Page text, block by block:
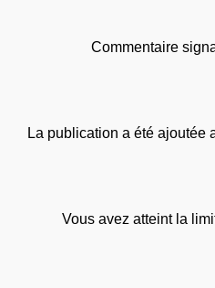
Commentaire
La publication a été ajoutée
Vous avez atteint la